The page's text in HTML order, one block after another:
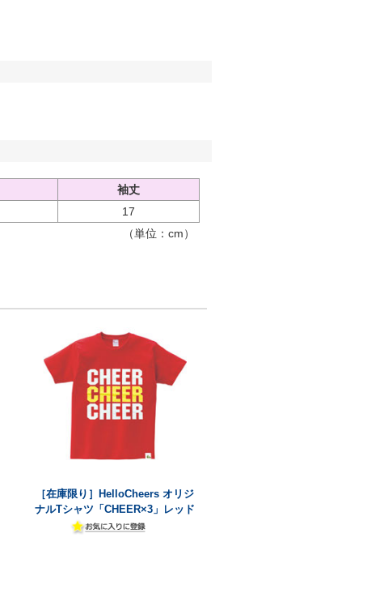
袖丈
17
（単位：cm）
［在庫限り］HelloCheers オリジ
ナルTシャツ「CHEER×3」レッド